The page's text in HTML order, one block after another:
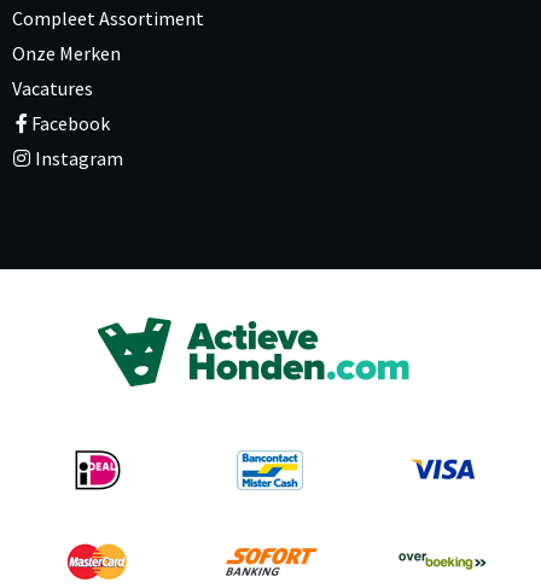
Compleet Assortiment
Onze Merken
Vacatures
Facebook
Instagram